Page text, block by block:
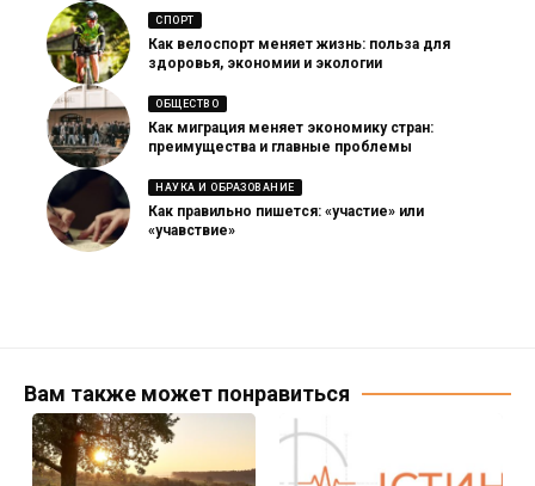
СПОРТ
Как велоспорт меняет жизнь: польза для
здоровья, экономии и экологии
ОБЩЕСТВО
Как миграция меняет экономику стран:
преимущества и главные проблемы
НАУКА И ОБРАЗОВАНИЕ
Как правильно пишется: «участие» или
«учавствие»
Вам также может понравиться